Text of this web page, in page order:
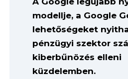
modellje, a Google
lehetőségeket
pénzügyi szektor
kiberbűnözés elleni
küzdelemben.